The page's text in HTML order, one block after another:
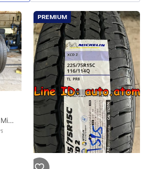
ยาง 265-50-20 ปี23 ยี่ห้อ Michelin
PREMIUM